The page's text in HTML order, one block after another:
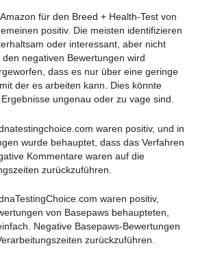
für den Breed + Health-Test von
positiv. Die meisten identifizieren
oder interessant, aber nicht
negativen Bewertungen wird
dass es nur über eine geringe
der es arbeiten kann. Dies könnte
ungenau oder zu vage sind.
waren positiv, und in
wurde behauptet, dass das Verfahren
Kommentare waren auf die
zurückzuführen.
waren positiv,
von Basepaws behaupteten,
Negative Basepaws-Bewertungen
zurückzuführen.